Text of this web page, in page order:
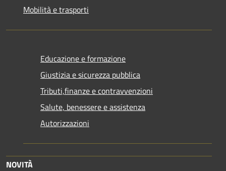
Mobilità e trasporti
Educazione e formazione
Giustizia e sicurezza pubblica
Tributi,finanze e contravvenzioni
Salute, benessere e assistenza
Autorizzazioni
NOVITÀ